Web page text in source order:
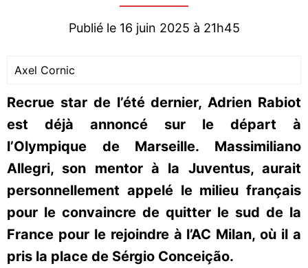
Publié le 16 juin 2025 à 21h45
Axel Cornic
Recrue star de l’été dernier, Adrien Rabiot
est déjà annoncé sur le départ à
l’Olympique de Marseille. Massimiliano
Allegri, son mentor à la Juventus, aurait
personnellement appelé le milieu français
pour le convaincre de quitter le sud de la
France pour le rejoindre à l’AC Milan, où il a
pris la place de Sérgio Conceição.